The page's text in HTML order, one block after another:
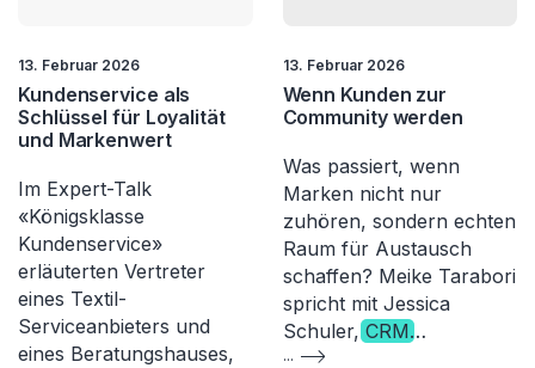
13. Februar 2026
Kundenservice als
Schlüssel für Loyalität
und Markenwert
Im Expert-Talk
«Königsklasse
Kundenservice»
erläuterten Vertreter
eines Textil-
Serviceanbieters und
eines Beratungshauses,
13. Februar 2026
Wenn Kunden zur
Community werden
Was passiert, wenn
Marken nicht nur
zuhören, sondern echten
Raum für Austausch
schaffen? Meike Tarabori
spricht mit Jessica
Schuler,CRM…
...